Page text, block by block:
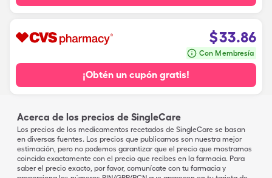
$33.86
Con Membresía
¡Obtén un cupón gratis!
Acerca de los precios de SingleCare
Los precios de los medicamentos recetados de SingleCare se basan
en diversas fuentes. Los precios que publicamos son nuestra mejor
estimación, pero no podemos garantizar que el precio que mostramos
coincida exactamente con el precio que recibes en la farmacia. Para
saber el precio exacto, por favor, comunícate con tu farmacia y